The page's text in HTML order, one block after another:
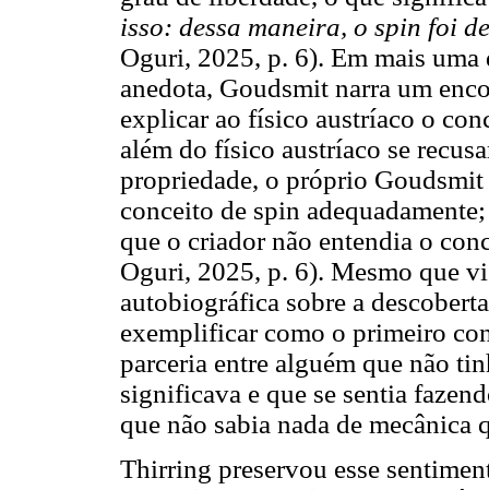
isso: dessa maneira, o spin foi
Oguri, 2025, p. 6). Em mais uma
anedota, Goudsmit narra um
explicar ao físico austríaco o
além do físico austríaco se
propriedade, o próprio
conceito de spin
que o criador não entendia o
Oguri, 2025, p. 6). Mesmo que
autobiográfica sobre a
exemplificar como o primeiro
parceria entre alguém que não
significava e que se sentia
que não sabia nada de
Thirring preservou esse